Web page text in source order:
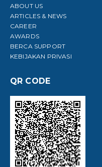
ABOUT US
ARTICLES & NEWS
CAREER
AWARDS
BERCA SUPPORT
KEBIJAKAN PRIVASI
QR CODE